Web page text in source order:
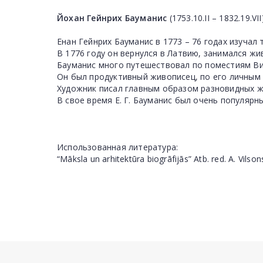
Йохан Гейнрих Бауманис (1753.10.II –
Енан Гейнрих Бауманис в 1773 – 76 годах
В 1776 году он вернулся в Латвию, занимался
Бауманис много путешествовал по поместиям
Он был продуктивный живописец, по его
Художник писал главным образом разновидных
В свое время Е. Г. Бауманис был очень
Использованная литература:
“Māksla un arhitektūra biogrāfijās” Atb. red. A.